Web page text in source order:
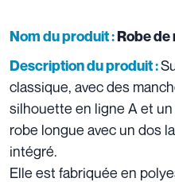
Nom du produit :Robe de
Description du produit :
classique, avec des
silhouette en ligne A et un
robe longue avec un dos
intégré.
Elle est fabriquée en